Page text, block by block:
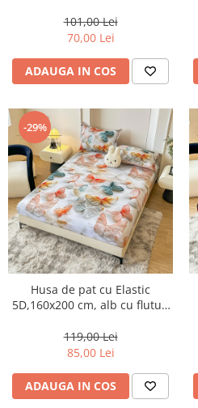
101,00 Lei
70,00 Lei
ADAUGA IN COS
-29%
Husa de pat cu Elastic
5D,160x200 cm, alb cu fluturi
119,00 Lei
85,00 Lei
ADAUGA IN COS